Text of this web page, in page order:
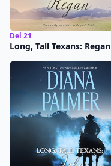
Del 21
Long, Tall Texans: Regan